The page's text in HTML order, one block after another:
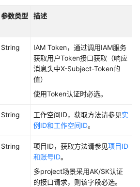
参数类型 描述
String
IAM Token，通过调用IAM服务
获取用户Token接口获取（响应
消息头中X-Subject-Token的
值）
使用Token认证时必选。
String 工作空间ID，获取方法请参见实
例ID和工作空间ID。
String 项目ID，获取方法请参见项目ID
和账号ID。
多project场景采用AK/SK认证
的接口请求，则该字段必选。